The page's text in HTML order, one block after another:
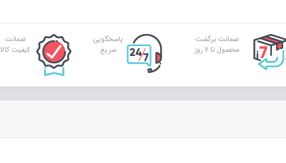
ضمانت برگشت
محصول تا 7 روز
پاسخگویی
سریع
ضمانت
کیفیت کالا